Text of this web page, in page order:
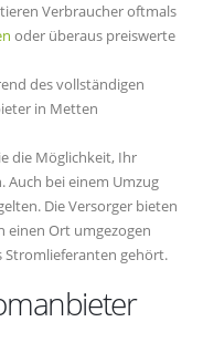
Verbraucher oftmals
oder überaus preiswerte
des vollständigen
in Metten
die Möglichkeit, Ihr
bei einem Umzug
Die Versorger bieten
einen Ort umgezogen
Stromlieferanten gehört.